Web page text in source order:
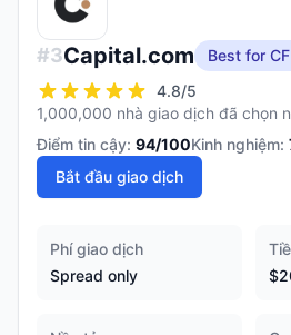
#3Capital.com
Best for
4.8/5
1,000,000 nhà giao dịch đã chọn
Điểm tin cậy: 94/100Kinh nghiệm:
Bắt đầu giao dịch
Phí giao dịch
Spread only